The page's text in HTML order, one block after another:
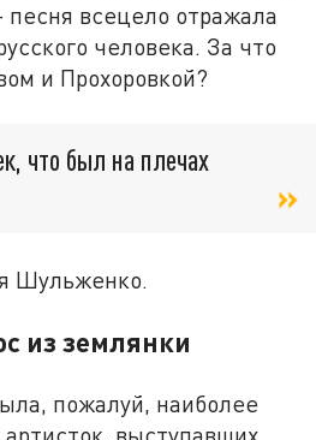
всецело отражала
человека. За что
и Прохоровкой?
что был на плечах
Шульженко.
из землянки
пожалуй, наиболее
выступавших